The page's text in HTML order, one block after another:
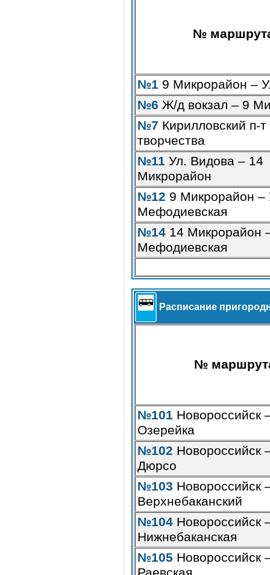
№
№1 9 Микрорайон –
№6 Ж/д вокзал – 9
№7 Кирилловский п-
творчества
№11 Ул. Видова – 14
Микрорайон
№12 9 Микрорайон –
Мефодиевская
№14 14 Микрорайон
Мефодиевская
Расписание
№
№101 Новороссийск
Озерейка
№102 Новороссийск
Дюрсо
№103 Новороссийск
Верхнебаканский
№104 Новороссийск
Нижнебаканская
№105 Новороссийск